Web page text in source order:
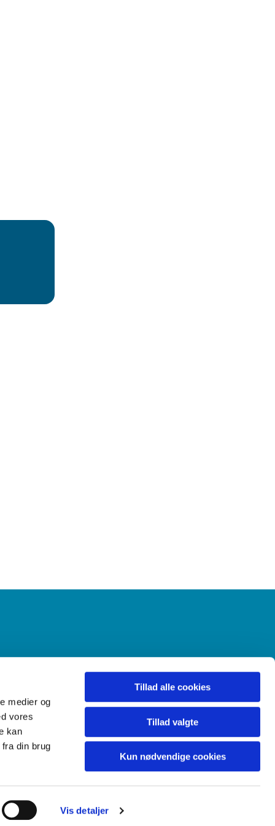
medier og
vores
kan
din brug
Vis detaljer
Tillad alle cookies
Tillad valgte
Kun nødvendige cookies
Menighedsråd